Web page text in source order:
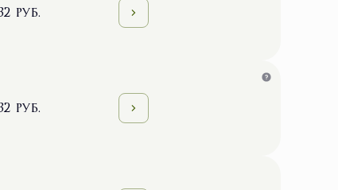
руб.
руб.